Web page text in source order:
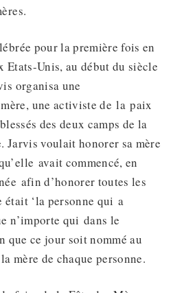
pour la première fois en
Unis, au début du siècle
organisa une
une activiste de la paix
des deux camps de la
Jarvis voulait honorer sa mère
avait commencé, en
afin d’honorer toutes les
était ‘la personne qui a
n’importe qui dans le
que ce jour soit nommé au
mère de chaque personne.